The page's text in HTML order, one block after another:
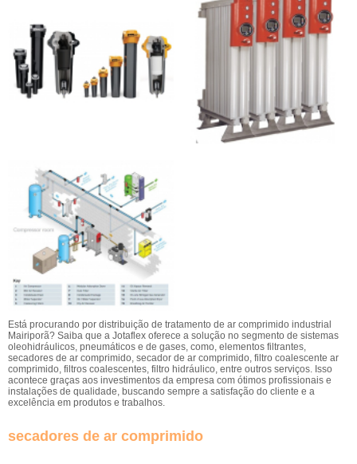
Está procurando por distribuição de tratamento de ar comprimido industrial
Mairiporã? Saiba que a Jotaflex oferece a solução no segmento de sistemas
oleohidráulicos, pneumáticos e de gases, como, elementos filtrantes,
secadores de ar comprimido, secador de ar comprimido, filtro coalescente ar
comprimido, filtros coalescentes, filtro hidráulico, entre outros serviços. Isso
acontece graças aos investimentos da empresa com ótimos profissionais e
instalações de qualidade, buscando sempre a satisfação do cliente e a
excelência em produtos e trabalhos.
secadores de ar comprimido